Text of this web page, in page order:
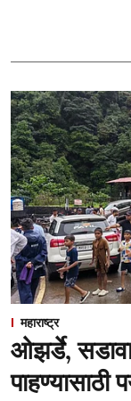
महाराष्ट्र
ओझर्डे,
पाहण्यासाठी